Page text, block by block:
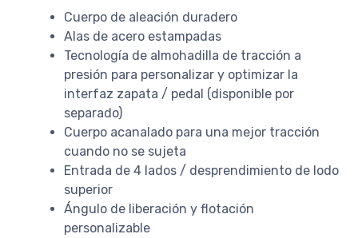
Cuerpo de aleación duradero
Alas de acero estampadas
Tecnología de almohadilla de tracción a
presión para personalizar y optimizar la
interfaz zapata / pedal (disponible por
separado)
Cuerpo acanalado para una mejor tracción
cuando no se sujeta
Entrada de 4 lados / desprendimiento de lodo
superior
Ángulo de liberación y flotación
personalizable